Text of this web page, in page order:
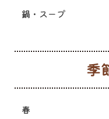
鍋・スープ
春